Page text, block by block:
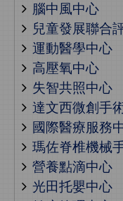
腦中風中心
兒童發展聯合
運動醫學中心
高壓氧中心
失智共照中心
達文西微創手
國際醫療服務
瑪佐脊椎機械
營養點滴中心
光田托嬰中心